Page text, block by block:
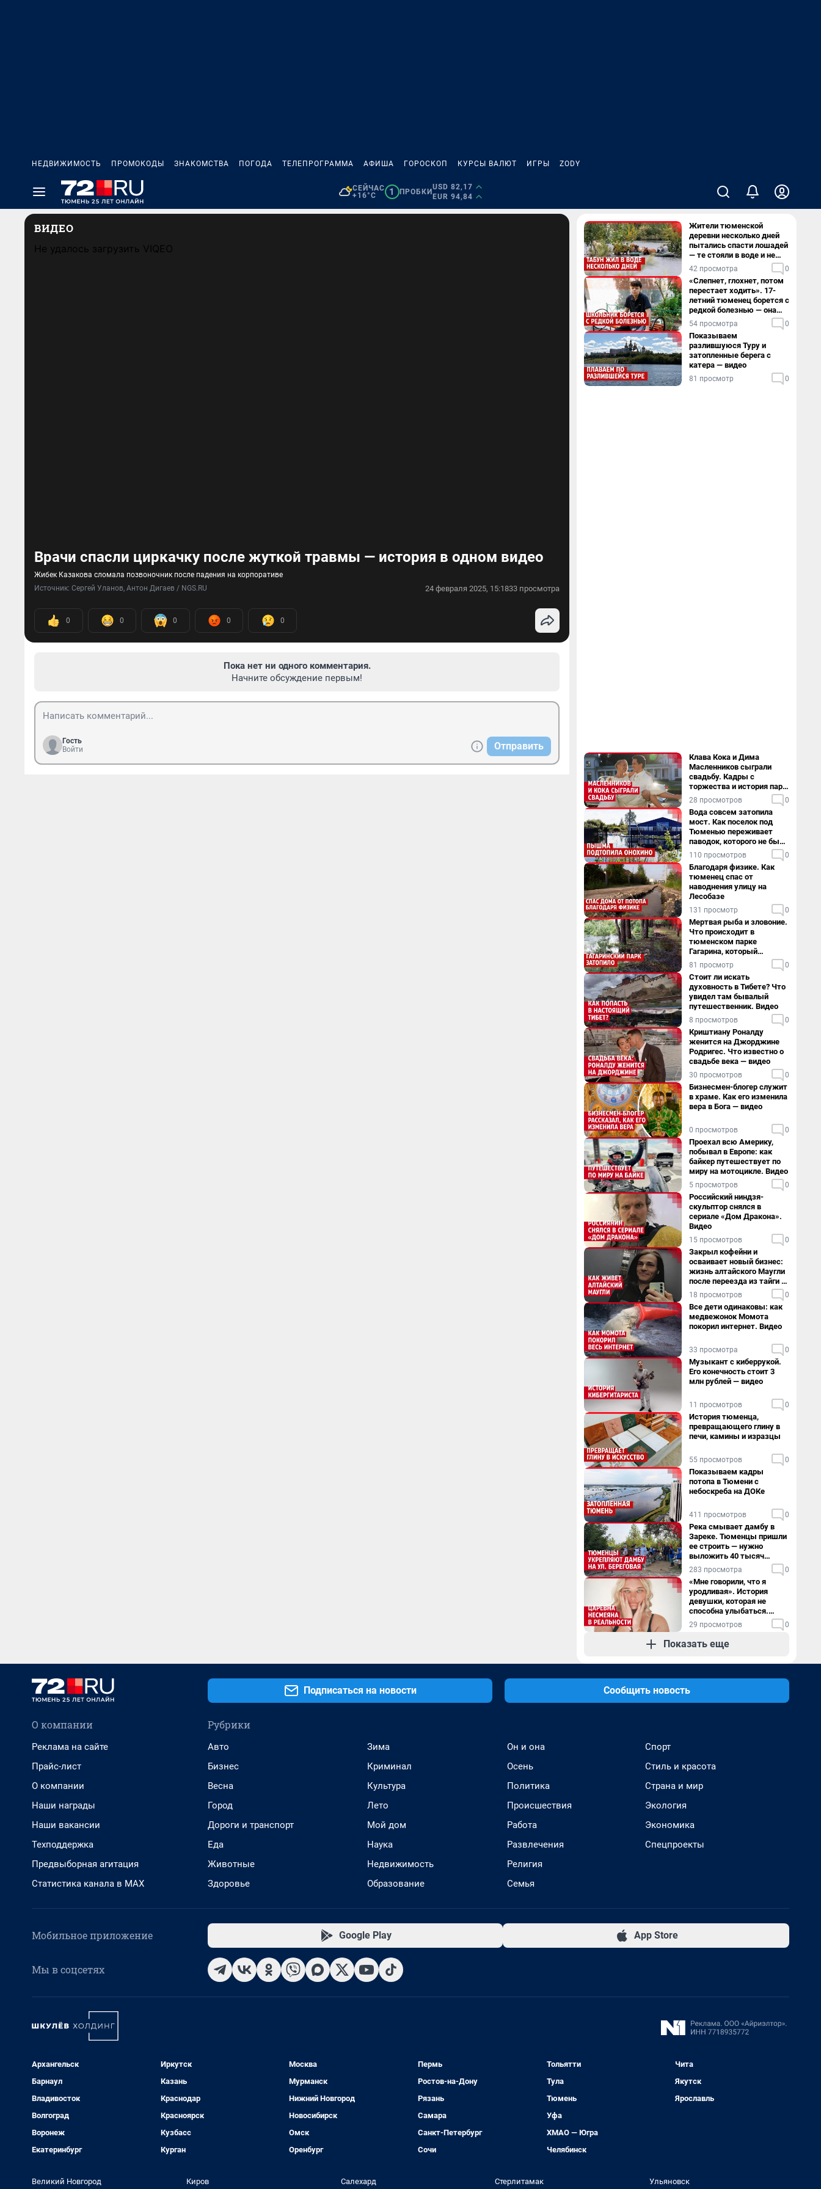
НЕДВИЖИМОСТЬ ПРОМОКОДЫ ЗНАКОМСТВА ПОГОДА ТЕЛЕПРОГРАММА АФИША ГОРОСКОП КУРСЫ ВАЛЮТ ИГРЫ ZODY
СЕЙЧАС
+16°C
1 ПРОБКИ
USD 82,17
EUR 94,84
ВИДЕО
Не удалось загрузить VIQEO
Врачи спасли циркачку после жуткой травмы — история в одном видео
Жибек Казакова сломала позвоночник после падения на корпоративе
Источник: Сергей Уланов, Антон Дигаев / NGS.RU 24 февраля 2025, 15:1833 просмотра
0 0 0 0 0
Пока нет ни одного комментария.
Начните обсуждение первым!
Гость
Войти
Отправить
Жители тюменской
деревни несколько дней
пытались спасти лошадей
— те стояли в воде и не
хотели уходить
42 просмотра 0
«Слепнет, глохнет, потом
перестает ходить». 17-
летний тюменец борется с
редкой болезнью — она
разрушает мозг
54 просмотра 0
Показываем
разлившуюся Туру и
затопленные берега с
катера — видео
81 просмотр 0
Клава Кока и Дима
Масленников сыграли
свадьбу. Кадры с
торжества и история пары
— в видео
28 просмотров 0
Вода совсем затопила
мост. Как поселок под
Тюменью переживает
паводок, которого не было
в его истории — репортаж
110 просмотров 0
Благодаря физике. Как
тюменец спас от
наводнения улицу на
Лесобазе
131 просмотр 0
Мертвая рыба и зловоние.
Что происходит в
тюменском парке
Гагарина, который
поглощает черная вода
81 просмотр 0
Стоит ли искать
духовность в Тибете? Что
увидел там бывалый
путешественник. Видео
8 просмотров 0
Криштиану Роналду
женится на Джорджине
Родригес. Что известно о
свадьбе века — видео
30 просмотров 0
Бизнесмен-блогер служит
в храме. Как его изменила
вера в Бога — видео
0 просмотров 0
Проехал всю Америку,
побывал в Европе: как
байкер путешествует по
миру на мотоцикле. Видео
5 просмотров 0
Российский ниндзя-
скульптор снялся в
сериале «Дом Дракона».
Видео
15 просмотров 0
Закрыл кофейни и
осваивает новый бизнес:
жизнь алтайского Маугли
после переезда из тайги в
столицу
18 просмотров 0
Все дети одинаковы: как
медвежонок Момота
покорил интернет. Видео
33 просмотра 0
Музыкант с киберрукой.
Его конечность стоит 3
млн рублей — видео
11 просмотров 0
История тюменца,
превращающего глину в
печи, камины и изразцы
55 просмотров 0
Показываем кадры
потопа в Тюмени с
небоскреба на ДОКе
411 просмотров 0
Река смывает дамбу в
Зареке. Тюменцы пришли
ее строить — нужно
выложить 40 тысяч
мешков за сутки
283 просмотра 0
«Мне говорили, что я
уродливая». История
девушки, которая не
способна улыбаться.
Видео
29 просмотров 0
Показать еще
Подписаться на новости Сообщить новость
О компании
Реклама на сайте
Прайс-лист
О компании
Наши награды
Наши вакансии
Техподдержка
Предвыборная агитация
Статистика канала в MAX
Рубрики
Авто
Бизнес
Весна
Город
Дороги и транспорт
Еда
Животные
Здоровье
Зима
Криминал
Культура
Лето
Мой дом
Наука
Недвижимость
Образование
Он и она
Осень
Политика
Происшествия
Работа
Развлечения
Религия
Семья
Спорт
Стиль и красота
Страна и мир
Экология
Экономика
Спецпроекты
Мобильное приложение Google Play App Store
Мы в соцсетях
Архангельск
Барнаул
Владивосток
Волгоград
Воронеж
Екатеринбург
Иркутск
Казань
Краснодар
Красноярск
Кузбасс
Курган
Москва
Мурманск
Нижний Новгород
Новосибирск
Омск
Оренбург
Пермь
Ростов-на-Дону
Рязань
Самара
Санкт-Петербург
Сочи
Тольятти
Тула
Тюмень
Уфа
ХМАО — Югра
Челябинск
Чита
Якутск
Ярославль
Великий Новгород Киров Салехард Стерлитамак Ульяновск